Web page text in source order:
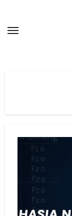
content